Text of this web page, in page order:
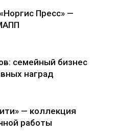
Пресс» —
семейный бизнес
наград
— коллекция
работы